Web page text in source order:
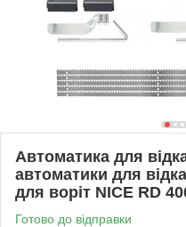
Автоматика для
автоматики для
для воріт NICE RD
Готово до відправки